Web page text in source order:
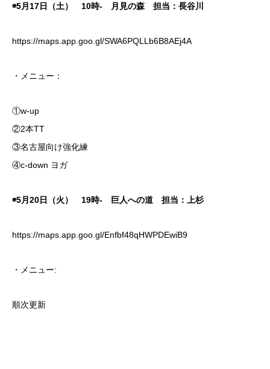
◉5月17日（土） 10時- 月見の森 担当：長谷川
https://maps.app.goo.gl/SWA6PQLLb6B8AEj4A
・メニュー：
①w-up
②2本TT
③名古屋向け強化練
④c-down ヨガ
◉5月20日（火） 19時- 巨人への道 担当：上杉
https://maps.app.goo.gl/Enfbf48qHWPDEwiB9
・メニュー:
順次更新